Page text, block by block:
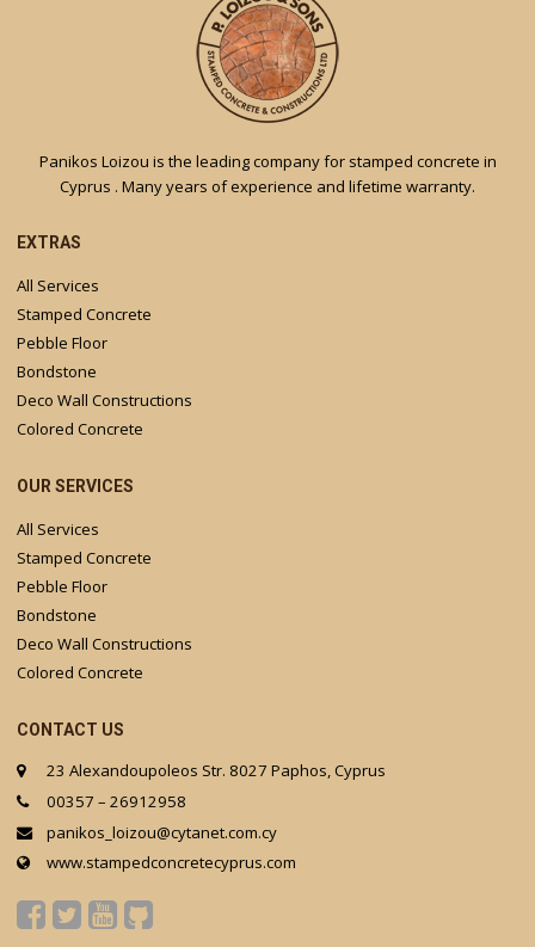
Panikos Loizou is the leading company for stamped concrete in
Cyprus . Many years of experience and lifetime warranty.
EXTRAS
All Services
Stamped Concrete
Pebble Floor
Bondstone
Deco Wall Constructions
Colored Concrete
OUR SERVICES
All Services
Stamped Concrete
Pebble Floor
Bondstone
Deco Wall Constructions
Colored Concrete
CONTACT US
23 Alexandoupoleos Str. 8027 Paphos, Cyprus
00357 – 26912958
panikos_loizou@cytanet.com.cy
www.stampedconcretecyprus.com